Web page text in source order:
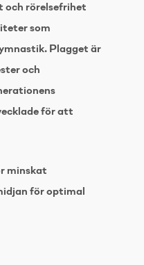
och rörelsefrihet
som
Plagget är
och
för att
minskat
för optimal